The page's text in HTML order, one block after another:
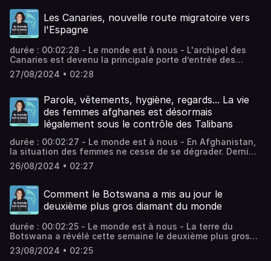
super-riches. Vous aimez ce podcast ? Pour écouter tous
les autres épisodes sans limite, rendez-vous sur Radio
France.
Les Canaries, nouvelle route migratoire vers
l'Espagne
durée : 00:02:28 - Le monde est à nous - L'archipel des
Canaries est devenu la principale porte d’entrée des
migrants vers l’Espagne et l’Europe. Ces îles touristiques
sont débordées par des dizaines de milliers de candidats
Sanchez, part mardi pour un déplacement de trois jours en
Afrique occidentale. Vous aimez ce podcast ? Pour
écouter tous les autres épisodes sans limite, rendez-vous
sur Radio France.
27/08/2024 • 02:28
Parole, vêtements, hygiène, regards... La vie
des femmes afghanes est désormais
légalement sous le contrôle des Talibans
durée : 00:02:27 - Le monde est à nous - En Afghanistan,
la situation des femmes ne cesse de se dégrader. Dernier
exemple en date, le régime des Talibans vient de
promulguer une loi de 114 pages qui impose de nouvelles
sanctions. Vous aimez ce podcast ? Pour écouter tous les
autres épisodes sans limite, rendez-vous sur Radio
France.
26/08/2024 • 02:27
Comment le Botswana a mis au jour le
deuxième plus gros diamant du monde
durée : 00:02:25 - Le monde est à nous - La terre du
Botswana a révélé cette semaine le deuxième plus gros
diamant brut du monde : 2 492 carats. Une découverte
exceptionnelle. Vous aimez ce podcast ? Pour écouter
23/08/2024 • 02:25